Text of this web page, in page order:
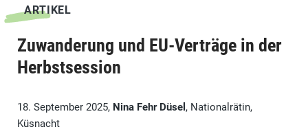
ARTIKEL
Zuwanderung und EU-Verträge in der
Herbstsession
18. September 2025, Nina Fehr Düsel , Nationalrätin,
Küsnacht